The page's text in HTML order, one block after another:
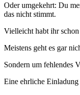
Oder umgekehrt: Du
das nicht stimmt.
Vielleicht habt ihr
Meistens geht es gar
Sondern um fehlendes
Eine ehrliche Einladung